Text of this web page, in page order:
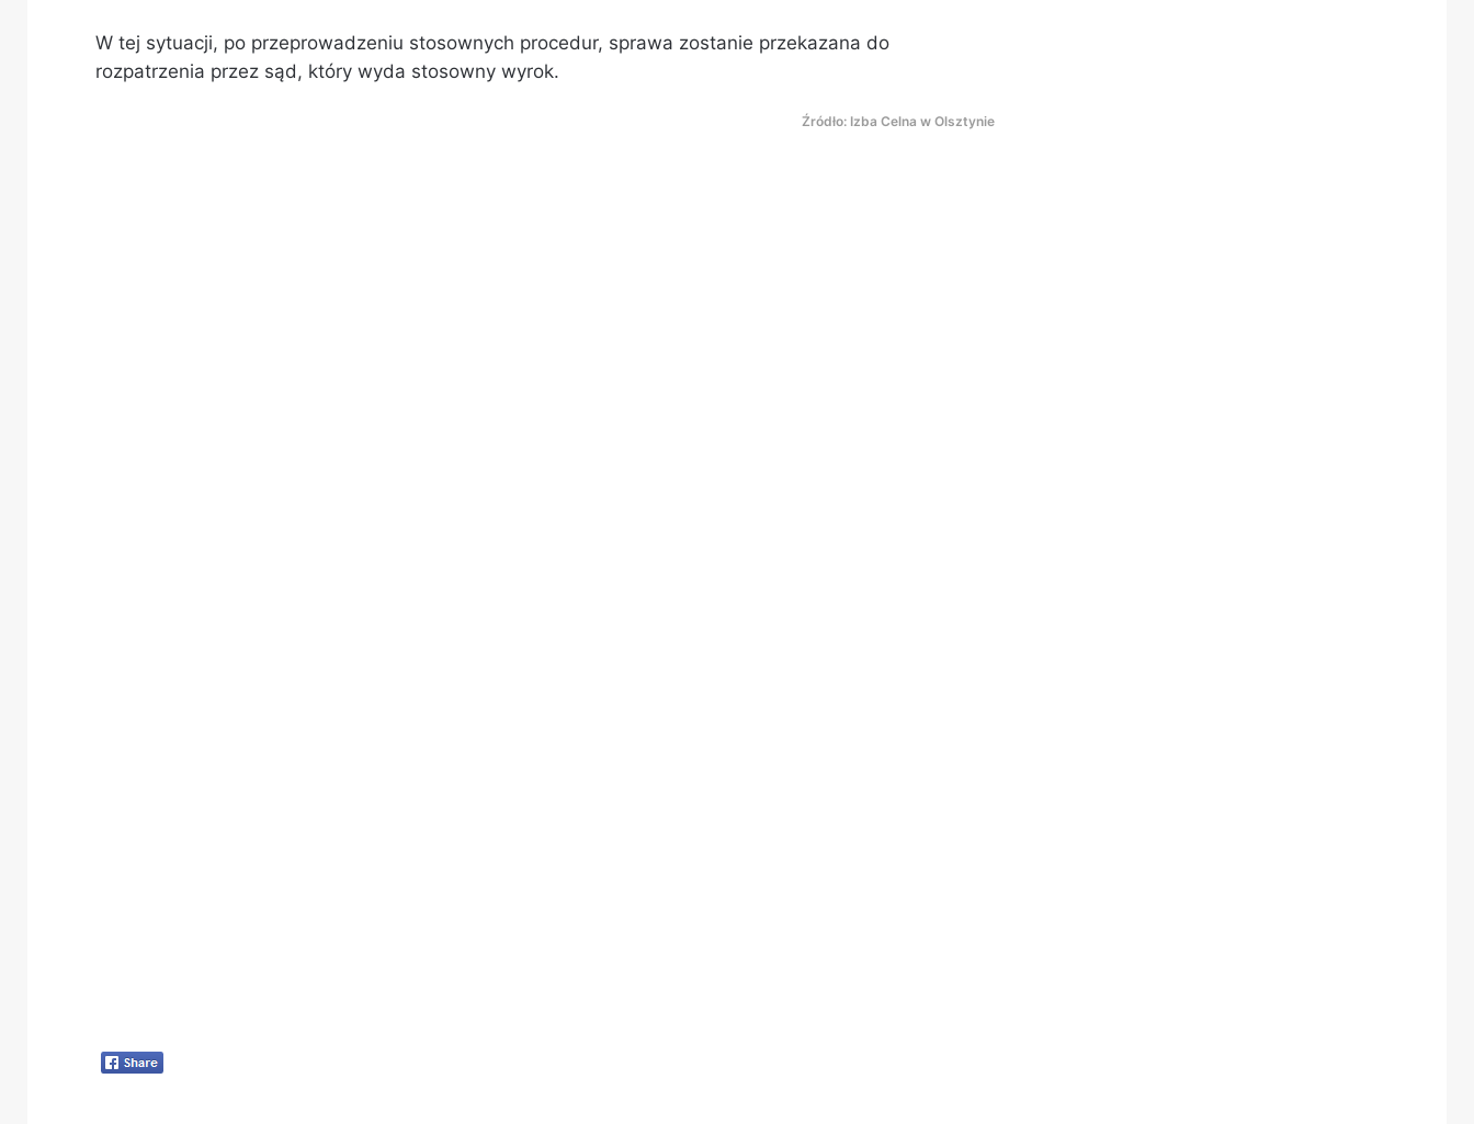
W tej sytuacji, po przeprowadzeniu stosownych procedur, sprawa zostanie przekazana do
rozpatrzenia przez sąd, który wyda stosowny wyrok.
Źródło: Izba Celna w Olsztynie